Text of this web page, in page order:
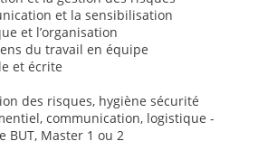
et la sensibilisation
et l’organisation
du travail en équipe
et écrite
des risques, hygiène sécurité
communication, logistique -
BUT, Master 1 ou 2